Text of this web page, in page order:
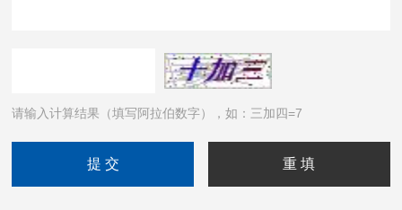
请输入计算结果（填写阿拉伯数字），如：三加四=7